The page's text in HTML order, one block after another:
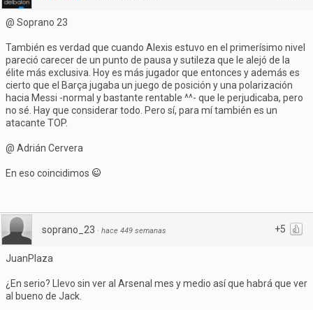
@ Soprano 23
También es verdad que cuando Alexis estuvo en el primerísimo nivel
pareció carecer de un punto de pausa y sutileza que le alejó de la
élite más exclusiva. Hoy es más jugador que entonces y además es
cierto que el Barça jugaba un juego de posición y una polarización
hacia Messi -normal y bastante rentable ^^- que le perjudicaba, pero
no sé. Hay que considerar todo. Pero sí, para mí también es un
atacante TOP.
@ Adrián Cervera
En eso coincidimos
+5
soprano_23 · hace 449 semanas
JuanPlaza
¿En serio? Llevo sin ver al Arsenal mes y medio así que habrá que ver
al bueno de Jack.